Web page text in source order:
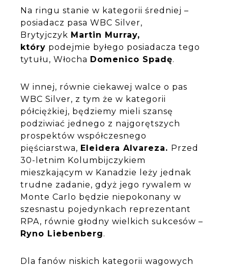
Na ringu stanie w kategorii średniej –
posiadacz pasa WBC Silver,
Brytyjczyk Martin Murray,
który podejmie byłego posiadacza tego
tytułu, Włocha Domenico Spadę.
W innej, równie ciekawej walce o pas
WBC Silver, z tym że w kategorii
półciężkiej, będziemy mieli szansę
podziwiać jednego z najgorętszych
prospektów współczesnego
pięściarstwa, Eleidera Alvareza. Przed
30-letnim Kolumbijczykiem
mieszkającym w Kanadzie leży jednak
trudne zadanie, gdyż jego rywalem w
Monte Carlo będzie niepokonany w
szesnastu pojedynkach reprezentant
RPA, równie głodny wielkich sukcesów –
Ryno Liebenberg.
Dla fanów niskich kategorii wagowych